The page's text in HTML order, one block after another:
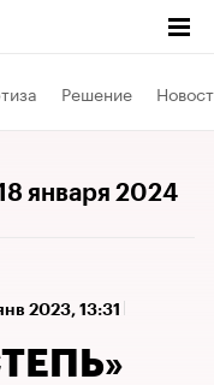
Решение
января 2024
2023, 13:31